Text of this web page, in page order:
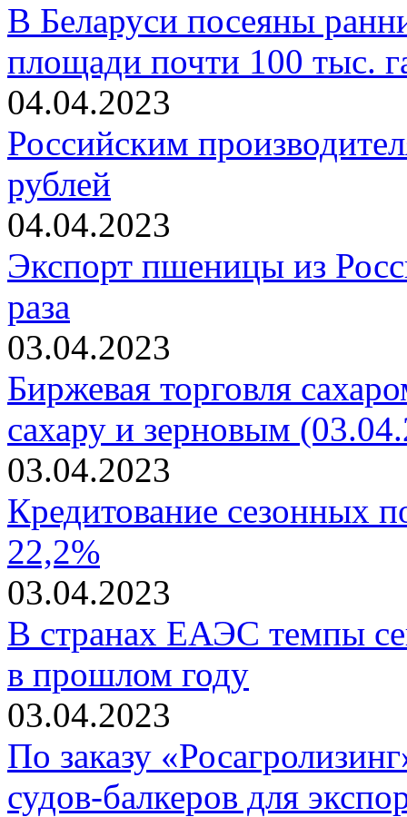
В Беларуси посеяны
площади почти 100 тыс.
04.04.2023
Российским
рублей
04.04.2023
Экспорт пшеницы из
раза
03.04.2023
Биржевая торговля
сахару и зерновым
03.04.2023
Кредитование сезонных
22,2%
03.04.2023
В странах ЕАЭС темпы
в прошлом году
03.04.2023
По заказу
судов-балкеров для